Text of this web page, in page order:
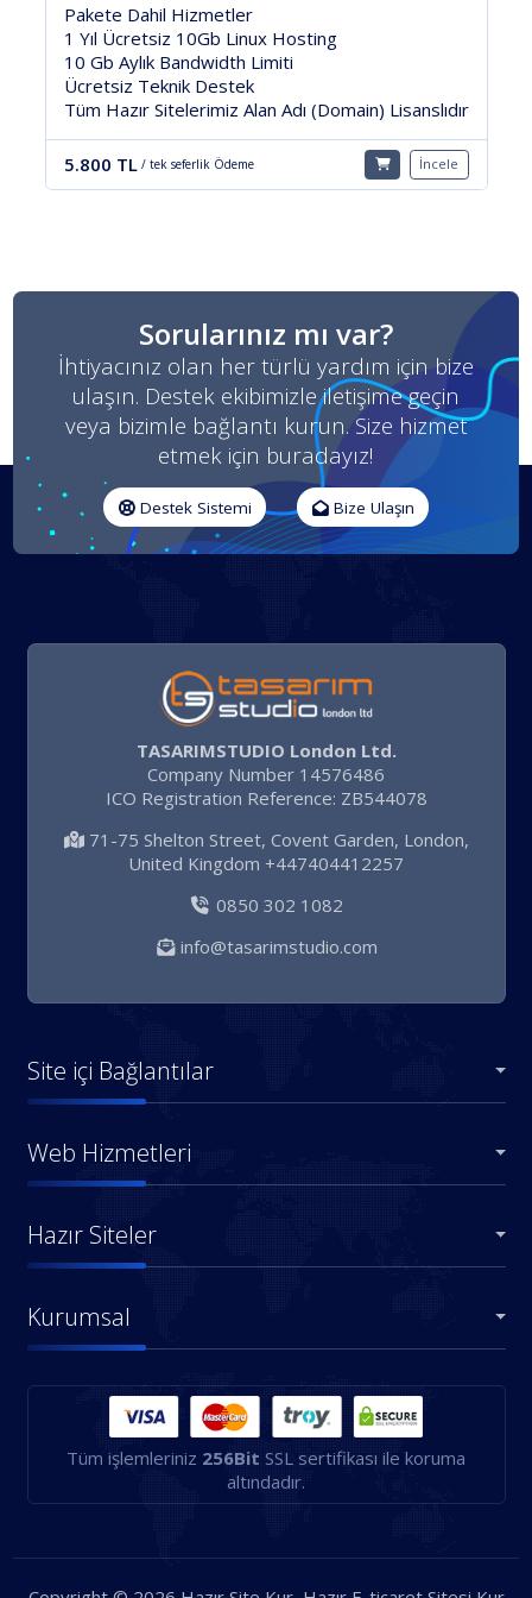
Lisanslıdır
İncele
%100 Açık Kaynak.
Pakete Dahil Hizmetler:
5 GB Linux Hosting.
10 Gb Aylık Bandwidth Limiti.
7/24 Ücretsiz Teknik Destek.
Sınırsız Domainde Kullanılabilirsiniz.
Satışını Yapabilirsiniz.
Sorularınız mı var?
İhtiyacınız olan her türlü yardım için bize
ulaşın. Destek ekibimizle iletişime geçin
veya bizimle bağlantı kurun. Size hizmet
etmek için buradayız!
Destek Sistemi Bize Ulaşın
TASARIMSTUDIO London Ltd.
Company Number 14576486
ICO Registration Reference: ZB544078
71-75 Shelton Street, Covent Garden, London,
United Kingdom +447404412257
0850 302 1082
info@tasarimstudio.com
Site içi Bağlantılar
Web Hizmetleri
Hazır Siteler
Kurumsal
Tüm işlemleriniz 256Bit SSL sertifikası ile koruma
altındadır.